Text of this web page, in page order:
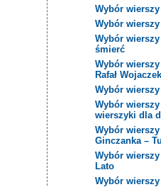
Wybór
Wybór wierszy
Wybór wierszy
śmierć
Wybór
Rafał Wojaczek
Wybór wierszy
Wybór
wierszyki dla
Wybór
Ginczanka –
Wybór
Lato
Wybór